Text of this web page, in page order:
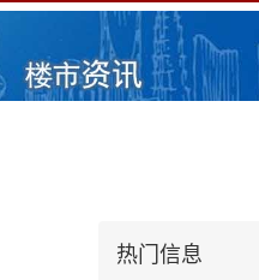
热门信息